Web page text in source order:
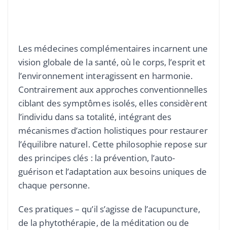
Les médecines complémentaires incarnent une
vision globale de la santé, où le corps, l’esprit et
l’environnement interagissent en harmonie.
Contrairement aux approches conventionnelles
ciblant des symptômes isolés, elles considèrent
l’individu dans sa totalité, intégrant des
mécanismes d’action holistiques pour restaurer
l’équilibre naturel. Cette philosophie repose sur
des principes clés : la prévention, l’auto-
guérison et l’adaptation aux besoins uniques de
chaque personne.
Ces pratiques – qu’il s’agisse de l’acupuncture,
de la phytothérapie, de la méditation ou de